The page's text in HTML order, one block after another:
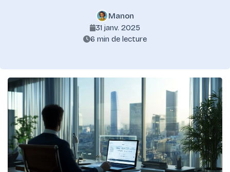
Manon
31 janv. 2025
6 min de lecture